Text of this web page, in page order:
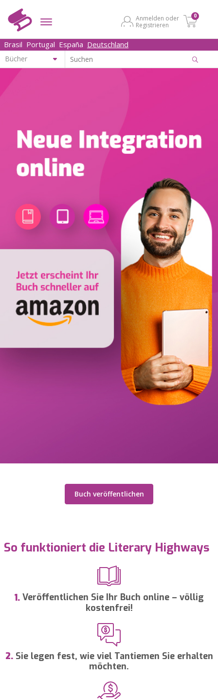
Anmelden oder
Registrieren
0
Brasil Portugal España Deutschland
Buch veröffentlichen
So funktioniert die Literary Highways
1. Veröffentlichen Sie Ihr Buch online – völlig
kostenfrei!
2.Sie legen fest, wie viel Tantiemen Sie erhalten
möchten.